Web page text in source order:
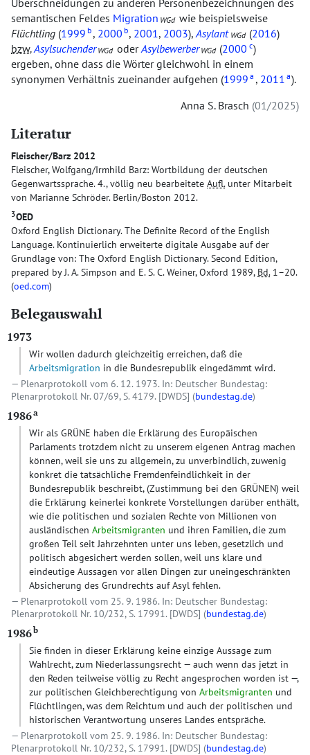
Überschneidungen zu anderen Personenbezeichnungen des
semantischen Feldes Migration WGd wie beispielsweise
Flüchtling (1999 b , 2000 b, 2001, 2003),Asylant WGd(2016)
bzw. Asylsuchender WGd oderAsylbewerber WGd (2000 c)
ergeben, ohne dass die Wörter gleichwohl in einem
synonymen Verhältnis zueinander aufgehen (1999 a , 2011 a).
Anna S. Brasch 01/2025
Literatur
Fleischer/Barz 2012
Fleischer, Wolfgang/Irmhild Barz: Wortbildung der deutschen
Gegenwartssprache. 4., völlig neu bearbeitete Aufl.unter Mitarbeit
von Marianne Schröder. Berlin/Boston 2012.
3OED
Oxford English Dictionary. The Definite Record of the English
Language. Kontinuierlich erweiterte digitale Ausgabe auf der
Grundlage von: The Oxford English Dictionary. Second Edition,
prepared by J. A. Simpson and E. S. C. Weiner, Oxford 1989, Bd.1–20.
(oed.com)
Belegauswahl
1973
Wir wollen dadurch gleichzeitig erreichen, daß die
Arbeitsmigration in die Bundesrepublik eingedämmt wird.
Plenarprotokoll vom 6. 12. 1973. In: Deutscher Bundestag:
Plenarprotokoll Nr. 07/69, S. 4179. [DWDS] (bundestag.de)
1986a
Wir als GRÜNE haben die Erklärung des Europäischen
Parlaments trotzdem nicht zu unserem eigenen Antrag machen
können, weil sie uns zu allgemein, zu unverbindlich, zuwenig
konkret die tatsächliche Fremdenfeindlichkeit in der
Bundesrepublik beschreibt, (Zustimmung bei den GRÜNEN) weil
die Erklärung keinerlei konkrete Vorstellungen darüber enthält,
wie die politischen und sozialen Rechte von Millionen von
ausländischen Arbeitsmigranten und ihren Familien, die zum
großen Teil seit Jahrzehnten unter uns leben, gesetzlich und
politisch abgesichert werden sollen, weil uns klare und
eindeutige Aussagen vor allen Dingen zur uneingeschränkten
Absicherung des Grundrechts auf Asyl fehlen.
Plenarprotokoll vom 25. 9. 1986. In: Deutscher Bundestag:
Plenarprotokoll Nr. 10/232, S. 17991. [DWDS] (bundestag.de)
1986b
Sie finden in dieser Erklärung keine einzige Aussage zum
Wahlrecht, zum Niederlassungsrecht — auch wenn das jetzt in
den Reden teilweise völlig zu Recht angesprochen worden ist —,
zur politischen Gleichberechtigung von Arbeitsmigranten und
Flüchtlingen, was dem Reichtum und auch der politischen und
historischen Verantwortung unseres Landes entspräche.
Plenarprotokoll vom 25. 9. 1986. In: Deutscher Bundestag:
Plenarprotokoll Nr. 10/232, S. 17991. [DWDS] (bundestag.de)